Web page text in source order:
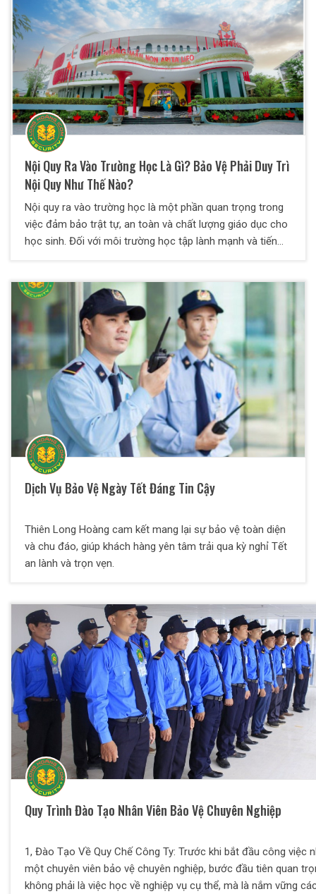
Nội Quy Ra Vào Trường Học Là Gì? Bảo Vệ Phải Duy Trì
Nội Quy Như Thế Nào?
Nội quy ra vào trường học là một phần quan trọng trong
việc đảm bảo trật tự, an toàn và chất lượng giáo dục cho
học sinh. Đối với môi trường học tập lành mạnh và tiến
Dịch Vụ Bảo Vệ Ngày Tết Đáng Tin Cậy
Thiên Long Hoàng cam kết mang lại sự bảo vệ toàn diện
và chu đáo, giúp khách hàng yên tâm trải qua kỳ nghỉ Tết
an lành và trọn vẹn.
Quy Trình Đào Tạo Nhân Viên Bảo Vệ Chuyên Nghiệp
1, Đào Tạo Về Quy Chế Công Ty: Trước khi bắt đầu công việc
một chuyên viên bảo vệ chuyên nghiệp, bước đầu tiên quan
không phải là việc học về nghiệp vụ cụ thể, mà là nắm vững